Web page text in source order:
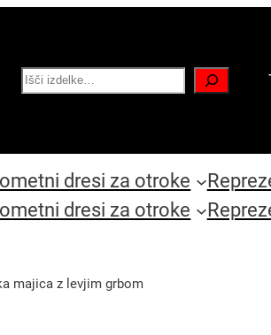
Search
dresi za otroke
dresi za otroke
majica z levjim grbom